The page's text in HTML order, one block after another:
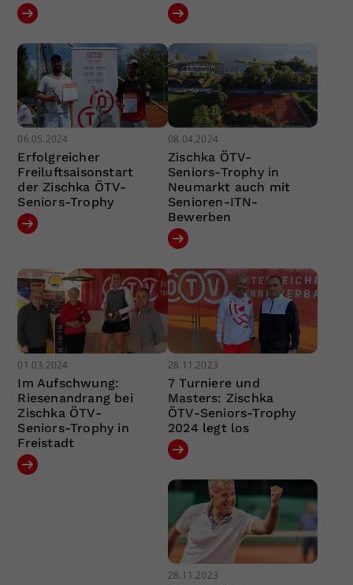
06.05.2024
Erfolgreicher
Freiluftsaisonstart
der Zischka ÖTV-
Seniors-Trophy
08.04.2024
Zischka ÖTV-
Seniors-Trophy in
Neumarkt auch mit
Senioren-ITN-
Bewerben
01.03.2024
Im Aufschwung:
Riesenandrang bei
Zischka ÖTV-
Seniors-Trophy in
Freistadt
28.11.2023
7 Turniere und
Masters: Zischka
ÖTV-Seniors-Trophy
2024 legt los
28.11.2023